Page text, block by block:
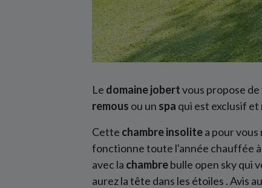
Le domaine jobertvous propose
remous ou un spa qui est exclusif
Cette chambreinsolitea pour
fonctionne toute l'année chauffée à
avec la chambrebulle open sky qui
aurez la tête dans les étoiles . Avis